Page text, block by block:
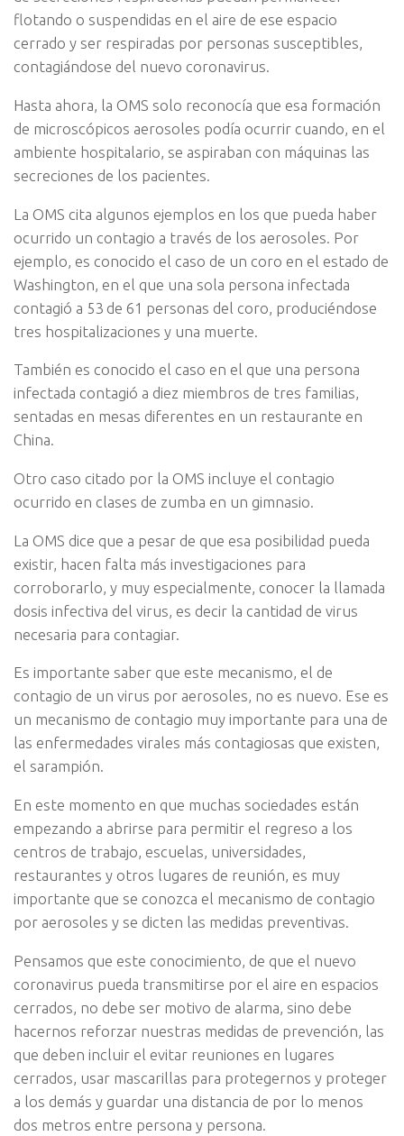
flotando o suspendidas en el aire de ese espacio
cerrado y ser respiradas por personas susceptibles,
contagiándose del nuevo coronavirus.
Hasta ahora, la OMS solo reconocía que esa formación
de microscópicos aerosoles podía ocurrir cuando, en el
ambiente hospitalario, se aspiraban con máquinas las
secreciones de los pacientes.
La OMS cita algunos ejemplos en los que pueda haber
ocurrido un contagio a través de los aerosoles. Por
ejemplo, es conocido el caso de un coro en el estado de
Washington, en el que una sola persona infectada
contagió a 53 de 61 personas del coro, produciéndose
tres hospitalizaciones y una muerte.
También es conocido el caso en el que una persona
infectada contagió a diez miembros de tres familias,
sentadas en mesas diferentes en un restaurante en
China.
Otro caso citado por la OMS incluye el contagio
ocurrido en clases de zumba en un gimnasio.
La OMS dice que a pesar de que esa posibilidad pueda
existir, hacen falta más investigaciones para
corroborarlo, y muy especialmente, conocer la llamada
dosis infectiva del virus, es decir la cantidad de virus
necesaria para contagiar.
Es importante saber que este mecanismo, el de
contagio de un virus por aerosoles, no es nuevo. Ese es
un mecanismo de contagio muy importante para una de
las enfermedades virales más contagiosas que existen,
el sarampión.
En este momento en que muchas sociedades están
empezando a abrirse para permitir el regreso a los
centros de trabajo, escuelas, universidades,
restaurantes y otros lugares de reunión, es muy
importante que se conozca el mecanismo de contagio
por aerosoles y se dicten las medidas preventivas.
Pensamos que este conocimiento, de que el nuevo
coronavirus pueda transmitirse por el aire en espacios
cerrados, no debe ser motivo de alarma, sino debe
hacernos reforzar nuestras medidas de prevención, las
que deben incluir el evitar reuniones en lugares
cerrados, usar mascarillas para protegernos y proteger
a los demás y guardar una distancia de por lo menos
dos metros entre persona y persona.